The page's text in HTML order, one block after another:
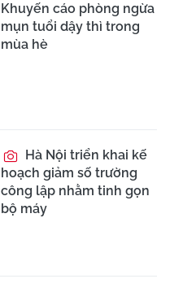
Khuyến cáo phòng ngừa
mụn tuổi dậy thì trong
mùa hè
Hà Nội triển khai kế
hoạch giảm số trường
công lập nhằm tinh gọn
bộ máy